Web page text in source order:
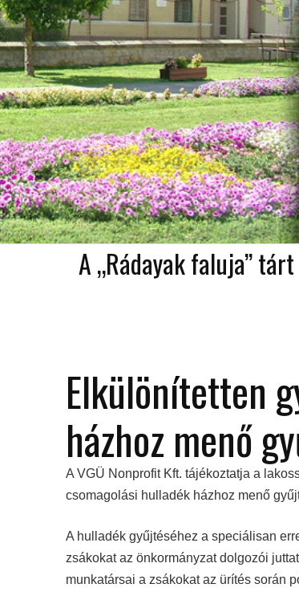
A „Rádayak faluja”
Elkülönítetten
házhoz menő
A VGÜ Nonprofit Kft. tájékoztatja a
csomagolási hulladék házhoz menő
A hulladék gyűjtéséhez a speciálisan
zsákokat az önkormányzat dolgozói
munkatársai a zsákokat az ürítés során